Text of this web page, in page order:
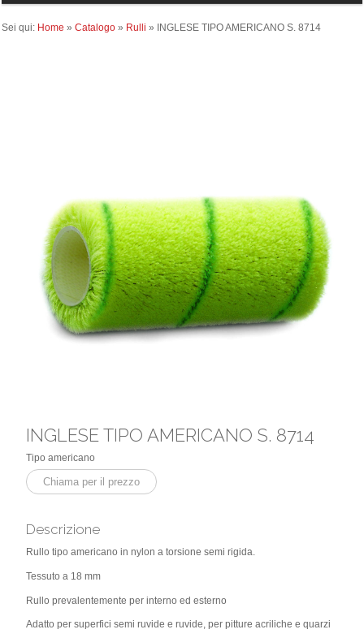
Sei qui: Home » Catalogo » Rulli » INGLESE TIPO AMERICANO S. 8714
INGLESE TIPO AMERICANO S. 8714
Tipo americano
Chiama per il prezzo
Descrizione
Rullo tipo americano in nylon a torsione semi rigida.
Tessuto a 18 mm
Rullo prevalentemente per interno ed esterno
Adatto per superfici semi ruvide e ruvide, per pitture acriliche e quarzi